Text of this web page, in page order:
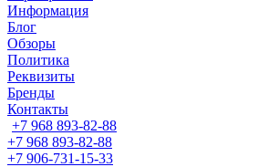
Информация
Блог
Обзоры
Политика
Реквизиты
Бренды
Контакты
+7 968 893-82-88
+7 968 893-82-88
+7 906-731-15-33